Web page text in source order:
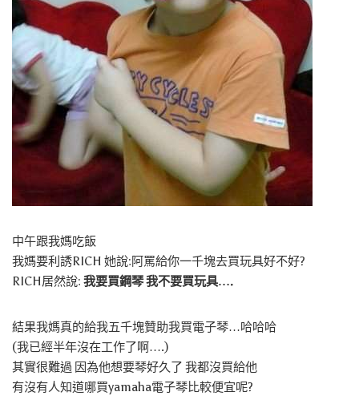
中午跟我媽吃飯
我媽要利誘RICH 她說:阿罵給你一千塊去買玩具好不好?
RICH居然說: 我要買鋼琴 我不要買玩具….
結果我媽真的給我五千塊贊助我買電子琴…哈哈哈
(我已經半年沒在工作了啊….)
其實很難過 因為他想要琴好久了 我都沒買給他
有沒有人知道哪買yamaha電子琴比較便宜呢?